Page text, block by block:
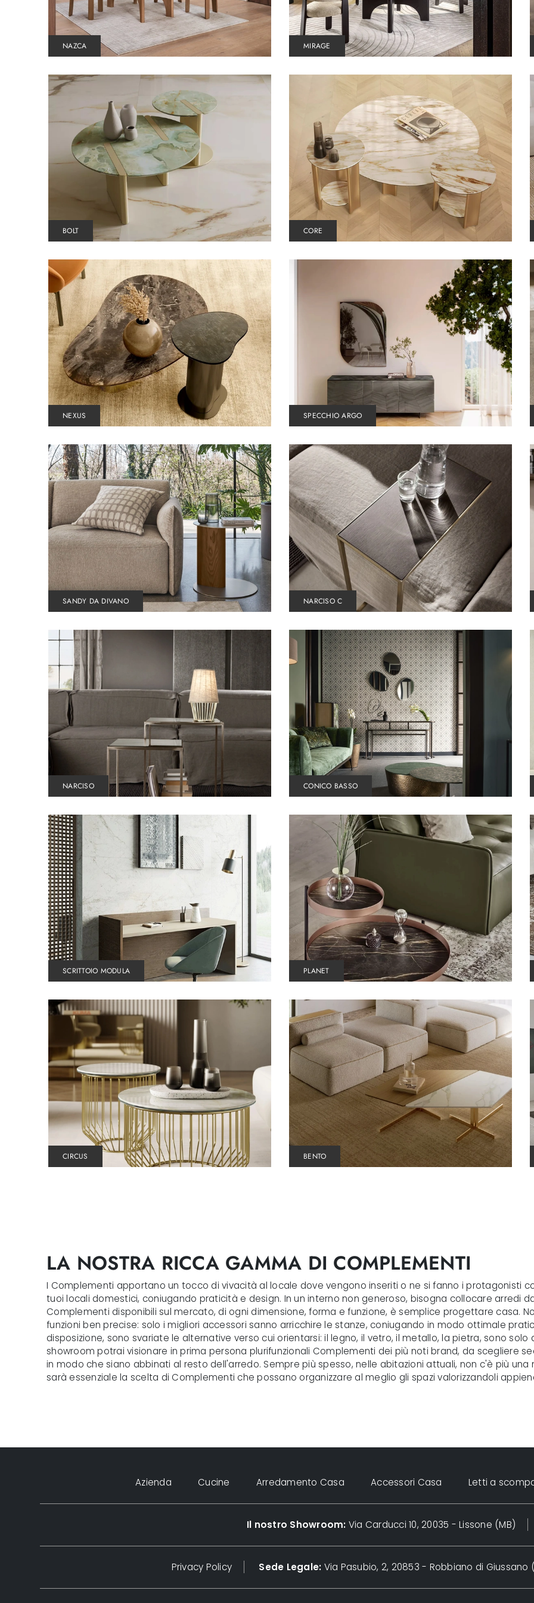
NAZCA MIRAGE
BOLT CORE
NEXUS SPECCHIO ARGO
SANDY DA DIVANO NARCISO C
NARCISO CONICO BASSO
SCRITTOIO MODULA PLANET
CIRCUS BENTO
LA NOSTRA RICCA GAMMA DI COMPLEMENTI
I Complementi apportano un tocco di vivacità al locale dove vengono inseriti o ne si fanno i protagonisti
tuoi locali domestici, coniugando praticità e design. In un interno non generoso, bisogna collocare arredi
Complementi disponibili sul mercato, di ogni dimensione, forma e funzione, è semplice progettare casa.
funzioni ben precise: solo i migliori accessori sanno arricchire le stanze, coniugando in modo ottimale
disposizione, sono svariate le alternative verso cui orientarsi: il legno, il vetro, il metallo, la pietra, sono
showroom potrai visionare in prima persona plurifunzionali Complementi dei più noti brand, da scegliere
in modo che siano abbinati al resto dell'arredo. Sempre più spesso, nelle abitazioni attuali, non c'è più
sarà essenziale la scelta di Complementi che possano organizzare al meglio gli spazi valorizzandoli
Azienda Cucine Arredamento Casa Accessori Casa Letti a
Il nostro Showroom: Via Carducci 10, 20035 - Lissone (MB)
Privacy Policy Sede Legale: Via Pasubio, 2, 20853 - Robbiano di Giussano